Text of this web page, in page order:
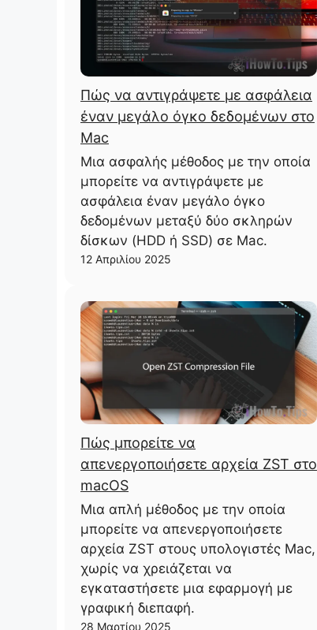
Πώς να αντιγράψετε με ασφάλεια
έναν μεγάλο όγκο δεδομένων στο
Mac
Μια ασφαλής μέθοδος με την οποία
μπορείτε να αντιγράψετε με
ασφάλεια έναν μεγάλο όγκο
δεδομένων μεταξύ δύο σκληρών
δίσκων (HDD ή SSD) σε Mac.
12 Απριλίου 2025
Πώς μπορείτε να
απενεργοποιήσετε αρχεία ZST στο
macOS
Μια απλή μέθοδος με την οποία
μπορείτε να απενεργοποιήσετε
αρχεία ZST στους υπολογιστές Mac,
χωρίς να χρειάζεται να
εγκαταστήσετε μια εφαρμογή με
γραφική διεπαφή.
28 Μαρτίου 2025